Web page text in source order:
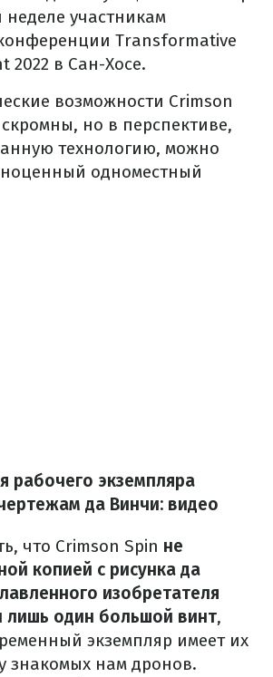
участникам
Transformative
2022 в Сан-Хосе.
возможности Crimson
но в перспективе,
технологию, можно
одноместный
рабочего экземпляра
да Винчи: видео
что Crimson Spin не
копией с рисунка да
изобретателя
лишь один большой винт,
экземпляр имеет их
знакомых нам дронов.